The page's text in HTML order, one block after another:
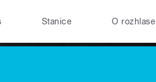
Stanice O rozhlase